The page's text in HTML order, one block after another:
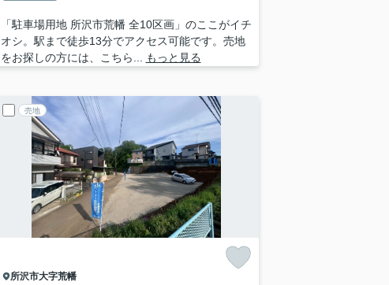
「駐車場用地 所沢市荒幡 全10区画」のここがイチ
オシ。駅まで徒歩13分でアクセス可能です。売地
をお探しの方には、こちら...
もっと見る
売地
所沢市大字荒幡